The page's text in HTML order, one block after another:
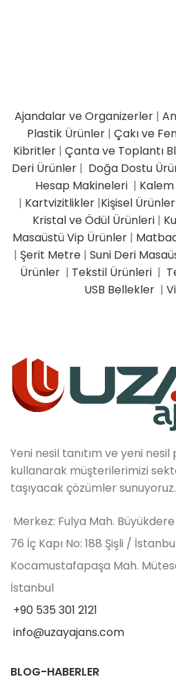
Ajandalar ve Organizerler |
Plastik Ürünler | Çakı ve
Kibritler | Çanta ve Toplantı
Deri Ürünler| Doğa Dostu
Hesap Makineleri|
| Kartvizitlikler |Kişisel Ürünler
Kristal ve Ödül Ürünleri |
Masaüstü Vip Ürünler|
| Şerit Metre| Suni Deri
Ürünler | Tekstil Ürünleri |
USB Bellekler |
Yeni nesil tanıtım ve yeni
kullanarak müşterilerimizi
taşıyacak çözümler sunuyoruz.
Merkez: Fulya Mah.
76 İç Kapı No: 188 Şişli /
Kocamustafapaşa Mah.
İstanbul
+90 535 301 2121
info@uzayajans.com
BLOG-HABERLER